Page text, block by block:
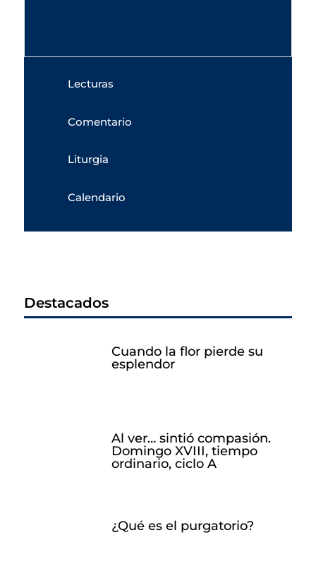
Lecturas
Comentario
Liturgia
Calendario
Destacados
Cuando la flor pierde su
esplendor
Al ver… sintió compasión.
Domingo XVIII, tiempo
ordinario, ciclo A
¿Qué es el purgatorio?